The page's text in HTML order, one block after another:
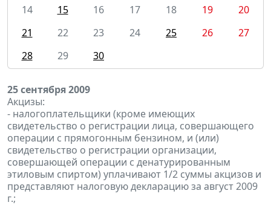
14
15 16 17 18 19
20
21
22 23 24 25 26
27
28
29 30
25 сентября 2009
Акцизы:
- налогоплательщики (кроме имеющих
свидетельство о регистрации лица, совершающего
операции с прямогонным бензином, и (или)
свидетельство о регистрации организации,
совершающей операции с денатурированным
этиловым спиртом) уплачивают 1/2 суммы акцизов и
представляют налоговую декларацию за август 2009
г.;